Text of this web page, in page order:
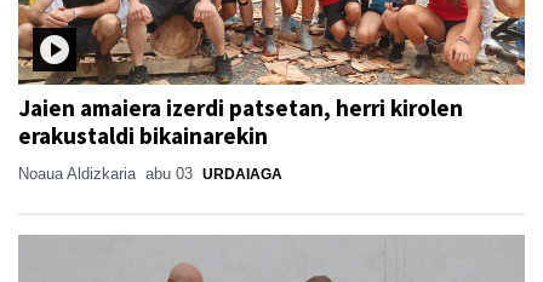
Jaien amaiera izerdi patsetan, herri kirolen
erakustaldi bikainarekin
Noaua Aldizkaria abu 03 URDAIAGA